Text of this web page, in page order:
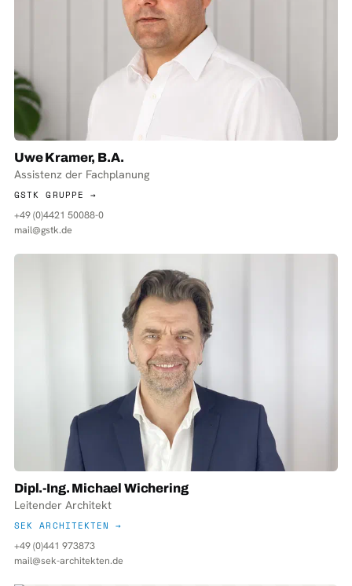
Uwe Kramer, B.A.
Assistenz der Fachplanung
GSTK GRUPPE →
+49 (0)4421 50088-0
mail@gstk.de
Dipl.-Ing. Michael Wichering
Leitender Architekt
SEK ARCHITEKTEN →
+49 (0)441 973873
mail@sek-architekten.de